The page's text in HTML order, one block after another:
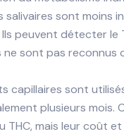
salivaires sont moins
peuvent détecter le
sont pas reconnus
capillaires sont
plusieurs
THC, mais leur coût